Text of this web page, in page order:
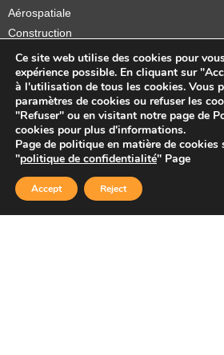
Aérospatiale
Construction
Orthèses et prothèses
Startups
Copyright © 2026 Sidekick
Ce site web utilise des cookies pour
expérience possible. En cliquant sur
à l'utilisation de tous les cookies. Vous
paramètres de cookies ou refuser les
"Refuser" ou en visitant notre page de
cookies pour plus d'informations.
Page de politique en matière de
"politique de confidentialité" Page
Accept Reject